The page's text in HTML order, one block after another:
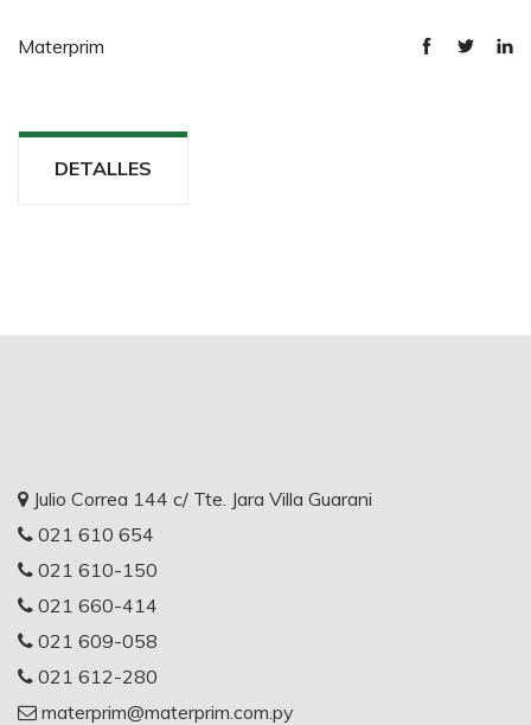
Materprim
DETALLES
Julio Correa 144 c/ Tte. Jara Villa Guarani
021 610 654
021 610-150
021 660-414
021 609-058
021 612-280
materprim@materprim.com.py